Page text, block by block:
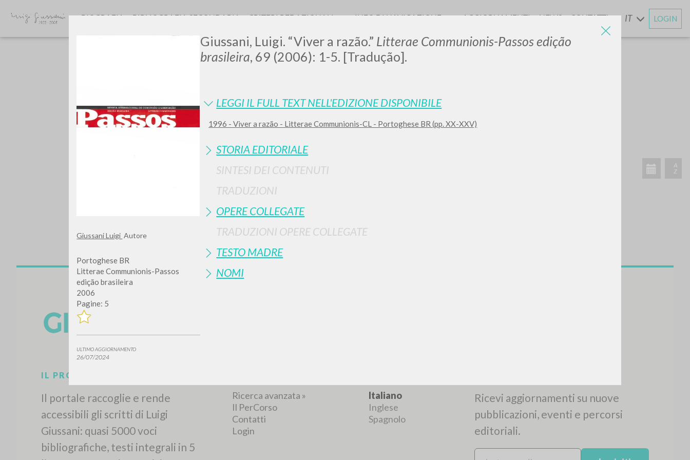
Giussani Luigi Autore
Portoghese BR
Litterae Communionis-Passos
edição brasileira
2006
Pagine: 5
ULTIMO AGGIORNAMENTO
26/07/2024
Giussani, Luigi. “Viver a razão.” Litterae Communionis-Passos edição
brasileira, 69 (2006): 1-5. [Tradução].
LEGGI IL FULL TEXT NELL'EDIZIONE DISPONIBILE
1996 - Viver a razão - Litterae Communionis-CL - Portoghese BR (pp. XX-XXV)
STORIA EDITORIALE
SINTESI DEI CONTENUTI
TRADUZIONI
OPERE COLLEGATE
TRADUZIONI OPERE COLLEGATE
TESTO MADRE
NOMI
LUIGI
GIUSSANI
scritti
BIOGRAFIA BIBLIOGRAFIA SECONDARIA CRITERI REDAZIONALI INFO DI NAVIGAZIONE AGGIORNAMENTIENEWS CONTATTI IT LOGIN
Visualizza dettagli per tipologia
TIPOLOGIA OPERA LINGUA ATTIVITÀ RECENTI